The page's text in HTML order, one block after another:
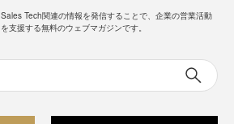
Sales Tech関連の情報を発信することで、企業の営業活動
を支援する無料のウェブマガジンです。